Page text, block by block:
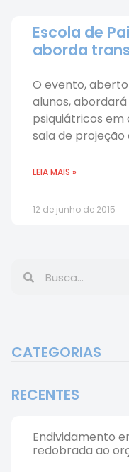
Escola de
aborda
O evento,
alunos,
psiquiátricos em
sala de projeção
LEIA MAIS »
12 de junho de 2015
CATEGORIAS
RECENTES
Endividamento
redobrada ao